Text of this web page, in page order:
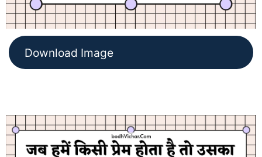
Download Image